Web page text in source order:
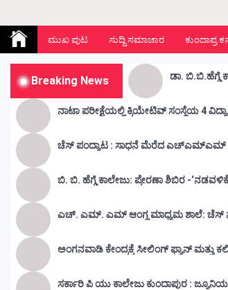
Kunda Vahini –
ಮುಖ ಪುಟ ಸುದ್ದಿ ಸಮಾಚಾರ ಕುಂದಾಪ್ರ
Breaking News
ನಾಟಾ ಪರೀಕ್ಷೆಯಲ್ಲಿ ಕ್ರಿಯೇಟಿವ್ ಸಂಸ್ಥೆಯ 4
ಚೆಸ್ ಪಂದ್ಯಾಟ : ಸಾಧನೆ
ಬಿ. ಬಿ. ಹೆಗ್ಡೆ ಕಾಲೇಜು: ಪ್ರೇರಣಾ ಶಿಬಿರ -
ಎಚ್. ಎಮ್. ಎಮ್ ಆಂಗ್ಲ ಮಾಧ್ಯಮ ಶಾಲೆ: ಚೆಸ್
ಅಂಗನವಾಡಿ ಕೇಂದ್ರಕ್ಕೆ ಸೀಲಿಂಗ್ ಫ್ಯಾನ್ ಮತ್ತು
ಸರ್ಕಾರಿ ಪಿ ಯು ಕಾಲೇಜು ಕುಂದಾಪುರ :